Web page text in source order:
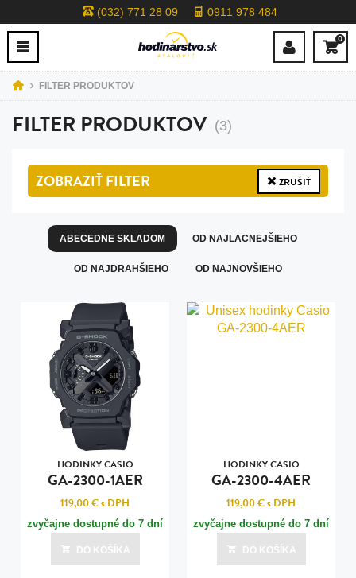
(032) 771 28 09 0911 978 484
0
FILTER PRODUKTOV
FILTER PRODUKTOV (3)
ZOBRAZIŤFILTER ZRUŠIŤ
ABECEDNE SKLADOM OD NAJLACNEJŠIEHO
OD NAJDRAHŠIEHO OD NAJNOVŠIEHO
HODINKY CASIO
GA-2300-1AER
119,00 €s DPH
zvyčajne dostupné do 7 dní
DO KOŠÍKA
HODINKY CASIO
GA-2300-4AER
119,00 €s DPH
zvyčajne dostupné do 7 dní
DO KOŠÍKA